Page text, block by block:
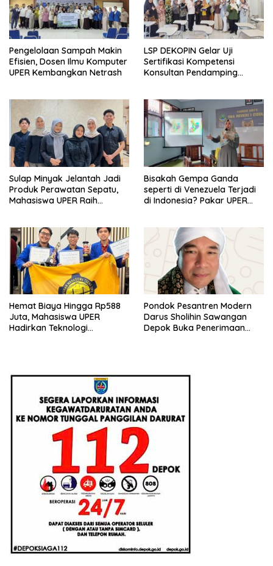
Pengelolaan Sampah Makin
Efisien, Dosen Ilmu Komputer
UPER Kembangkan Netrash
LSP DEKOPIN Gelar Uji
Sertifikasi Kompetensi
Konsultan Pendamping
Sulap Minyak Jelantah Jadi
Produk Perawatan Sepatu,
Mahasiswa UPER Raih
Bisakah Gempa Ganda
seperti di Venezuela Terjadi
di Indonesia? Pakar UPER
Hemat Biaya Hingga Rp588
Juta, Mahasiswa UPER
Hadirkan Teknologi
Pondok Pesantren Modern
Darus Sholihin Sawangan
Depok Buka Penerimaan